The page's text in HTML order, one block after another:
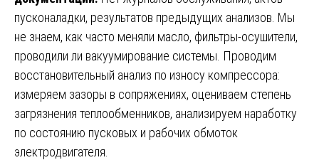
пусконаладки, результатов предыдущих анализов. Мы
не знаем, как часто меняли масло, фильтры-осушители,
проводили ли вакуумирование системы. Проводим
восстановительный анализ по износу компрессора:
измеряем зазоры в сопряжениях, оцениваем степень
загрязнения теплообменников, анализируем наработку
по состоянию пусковых и рабочих обмоток
электродвигателя.